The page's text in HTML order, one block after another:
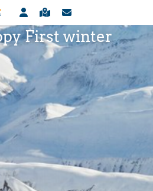
First winter